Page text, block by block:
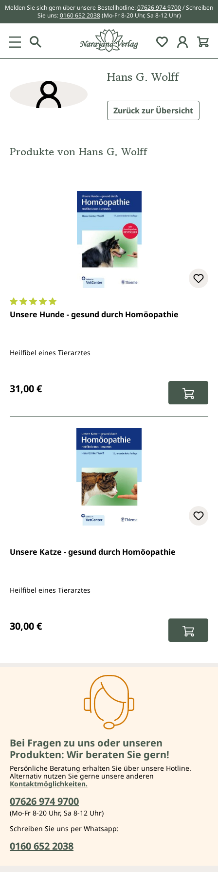
springen
Melden Sie sich gern über unsere Bestellhotline:07626 974 9700/ Schreiben
Sie uns:0160 652 2038 (Mo-Fr 8-20 Uhr, Sa 8-12 Uhr)
Du hast 0
Hans G. Wolff
Zurück zur Übersicht
Produkte von Hans G. Wolff
Durchschnittliche Bewertung von 5 von 5 Sternen
Unsere Hunde - gesund durch Homöopathie
Heilfibel eines Tierarztes
31,00 €
Unsere Katze - gesund durch Homöopathie
Heilfibel eines Tierarztes
30,00 €
Bei Fragen zu uns oder unseren
Produkten: Wir beraten Sie gern!
Persönliche Beratung erhalten Sie über unsere Hotline.
Alternativ nutzen Sie gerne unsere anderen
Kontaktmöglichkeiten.
07626 974 9700
(Mo-Fr 8-20 Uhr, Sa 8-12 Uhr)
Schreiben Sie uns per Whatsapp:
0160 652 2038